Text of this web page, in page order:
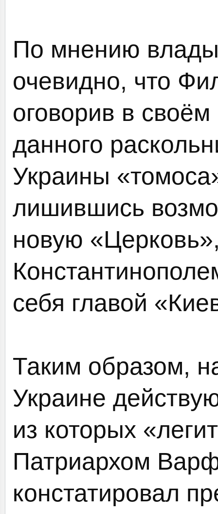
По мнению
очевидно, что
оговорив в
данного
Украины
лишившись
новую
себя главой
Таким образом,
Украине
из которых
Патриархом
констатировал